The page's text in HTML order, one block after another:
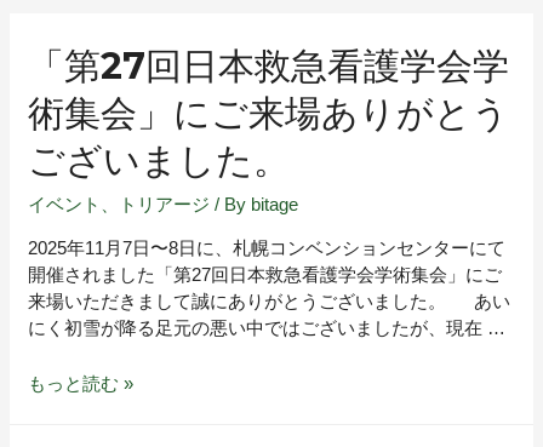
「第27回日本救急看護学会学
術集会」にご来場ありがとう
ございました。
イベント トリアージ / By bitage
2025年11月7日〜8日に、札幌コンベンションセンターにて
開催されました「第27回日本救急看護学会学術集会」にご
来場いただきまして誠にありがとうございました。 あい
にく初雪が降る足元の悪い中ではございましたが、現在 …
もっと読む »